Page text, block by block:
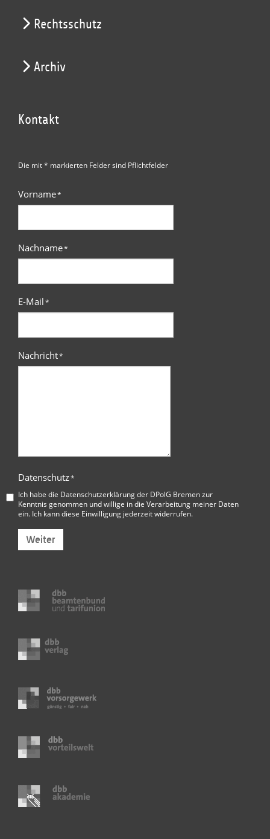
Rechtsschutz
Archiv
Kontakt
Die mit * markierten Felder sind Pflichtfelder
Vorname*
Nachname*
E-Mail*
Nachricht*
Datenschutz*
Ich habe die Datenschutzerklärung der DPolG Bremenzur
Kenntnis genommen und willige in die Verarbeitung meiner Daten
ein. Ich kann diese Einwilligung jederzeit widerrufen.
Weiter